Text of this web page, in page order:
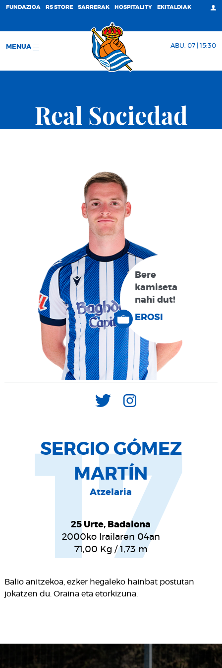
FUNDAZIOA RS STORE SARRERAK HOSPITALITY EKITALDIAK
MENUA ABU. 07 | 15:30
Real Sociedad
Bere
kamiseta
nahi dut!
EROSI
SERGIO GÓMEZ
MARTÍN
Atzelaria
25 Urte, Badalona
2000ko Irailaren 04an
71,00 Kg /1,73 m
Balio anitzekoa, ezker hegaleko hainbat postutan
jokatzen du. Oraina eta etorkizuna.
17